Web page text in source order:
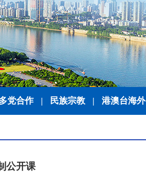
党合作 | 民族宗教 | 港澳台海外
公开课